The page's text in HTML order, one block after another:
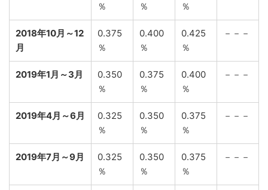
％
％
％
2018年10月～12
月
0.375
％
0.400
％
0.425
％
－－－
2019年1月～3月
0.350
％
0.375
％
0.400
％
－－－
2019年4月～6月
0.325
％
0.350
％
0.375
％
－－－
2019年7月～9月
0.325
％
0.350
％
0.375
％
－－－